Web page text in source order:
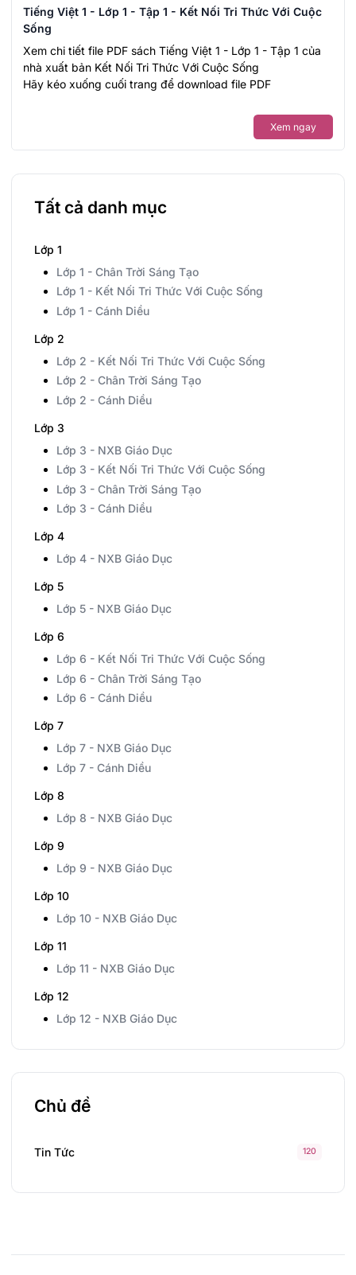
Tiếng Việt 1 - Lớp 1 - Tập 1 - Kết Nối Tri Thức Với Cuộc
Sống
Xem chi tiết file PDF sách Tiếng Việt 1 - Lớp 1 - Tập 1 của
nhà xuất bản Kết Nối Tri Thức Với Cuộc Sống
Hãy kéo xuống cuối trang để download file PDF
Xem ngay
Tất cả danh mục
Lớp 1
Lớp 1 - Chân Trời Sáng Tạo
Lớp 1 - Kết Nối Tri Thức Với Cuộc Sống
Lớp 1 - Cánh Diều
Lớp 2
Lớp 2 - Kết Nối Tri Thức Với Cuộc Sống
Lớp 2 - Chân Trời Sáng Tạo
Lớp 2 - Cánh Diều
Lớp 3
Lớp 3 - NXB Giáo Dục
Lớp 3 - Kết Nối Tri Thức Với Cuộc Sống
Lớp 3 - Chân Trời Sáng Tạo
Lớp 3 - Cánh Diều
Lớp 4
Lớp 4 - NXB Giáo Dục
Lớp 5
Lớp 5 - NXB Giáo Dục
Lớp 6
Lớp 6 - Kết Nối Tri Thức Với Cuộc Sống
Lớp 6 - Chân Trời Sáng Tạo
Lớp 6 - Cánh Diều
Lớp 7
Lớp 7 - NXB Giáo Dục
Lớp 7 - Cánh Diều
Lớp 8
Lớp 8 - NXB Giáo Dục
Lớp 9
Lớp 9 - NXB Giáo Dục
Lớp 10
Lớp 10 - NXB Giáo Dục
Lớp 11
Lớp 11 - NXB Giáo Dục
Lớp 12
Lớp 12 - NXB Giáo Dục
Chủ đề
Tin Tức 120